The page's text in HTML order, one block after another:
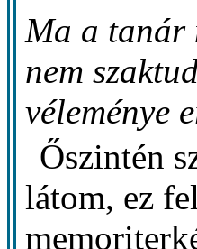
Ma a tanár
nem
véleménye
Őszintén
látom, ez